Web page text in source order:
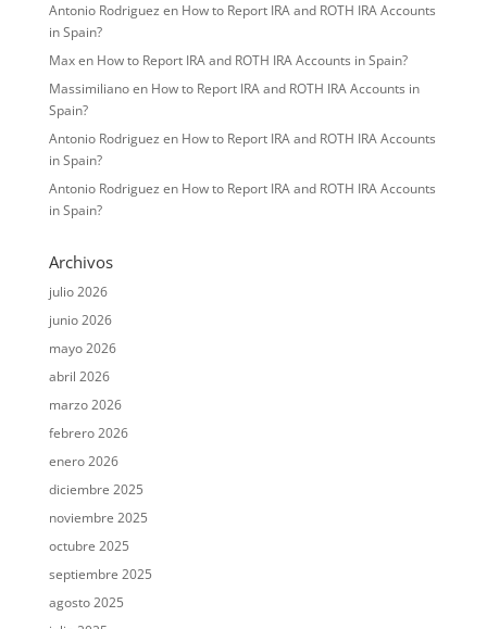
Antonio Rodriguez en How to Report IRA and ROTH IRA Accounts
in Spain?
Maxen How to Report IRA and ROTH IRA Accounts in Spain?
Massimilianoen How to Report IRA and ROTH IRA Accounts in
Spain?
Antonio Rodriguez en How to Report IRA and ROTH IRA Accounts
in Spain?
Antonio Rodriguez en How to Report IRA and ROTH IRA Accounts
in Spain?
Archivos
julio 2026
junio 2026
mayo 2026
abril 2026
marzo 2026
febrero 2026
enero 2026
diciembre 2025
noviembre 2025
octubre 2025
septiembre 2025
agosto 2025